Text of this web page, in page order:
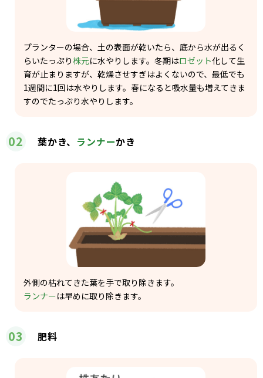
プランターの場合、土の表面が乾いたら、底から水が出るく
らいたっぷり株元に水やりします。冬期はロゼット化して生
育が止まりますが、乾燥させすぎはよくないので、最低でも
1週間に1回は水やりします。春になると吸水量も増えてきま
すのでたっぷり水やりします。
02 葉かき、 ランナーかき
外側の枯れてきた葉を手で取り除きます。
ランナーは早めに取り除きます。
03 肥料